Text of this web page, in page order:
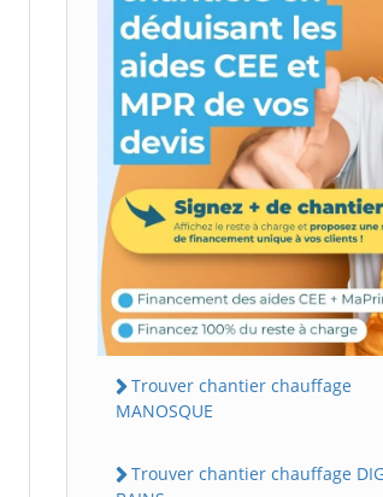
Trouver chantier chauffage
MANOSQUE
Trouver chantier chauffage